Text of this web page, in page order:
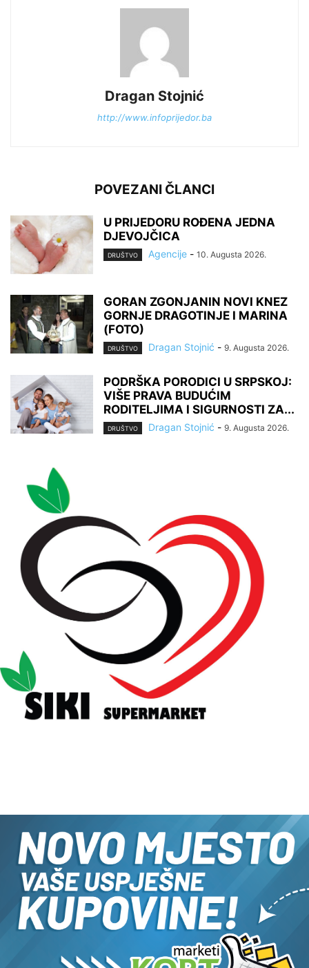
Dragan Stojnić
http://www.infoprijedor.ba
POVEZANI ČLANCI
U PRIJEDORU ROĐENA JEDNA
DJEVOJČICA
DRUŠTVO Agencije - 10. Augusta 2026.
GORAN ZGONJANIN NOVI KNEZ
GORNJE DRAGOTINJE I MARINA
(FOTO)
DRUŠTVO Dragan Stojnić - 9. Augusta 2026.
PODRŠKA PORODICI U SRPSKOJ:
VIŠE PRAVA BUDUĆIM
RODITELJIMA I SIGURNOSTI ZA...
DRUŠTVO Dragan Stojnić - 9. Augusta 2026.